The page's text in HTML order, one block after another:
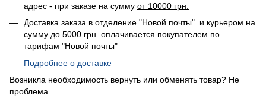
адрес - при заказе на сумму от 10000 грн.
Доставка заказа в отделение "Новой почты" и курьером на
сумму до 5000 грн. оплачивается покупателем по
тарифам "Новой почты"
Подробнее о доставке
Возникла необходимость вернуть или обменять товар? Не
проблема.